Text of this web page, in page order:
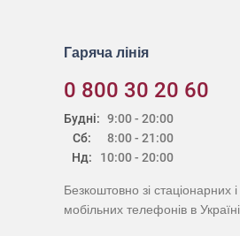
Гаряча лінія
0 800 30 20 60
Будні:
Сб:
Нд:
9:00 - 20:00
8:00 - 21:00
10:00 - 20:00
Безкоштовно зі стаціонарних і
мобільних телефонів в Україні